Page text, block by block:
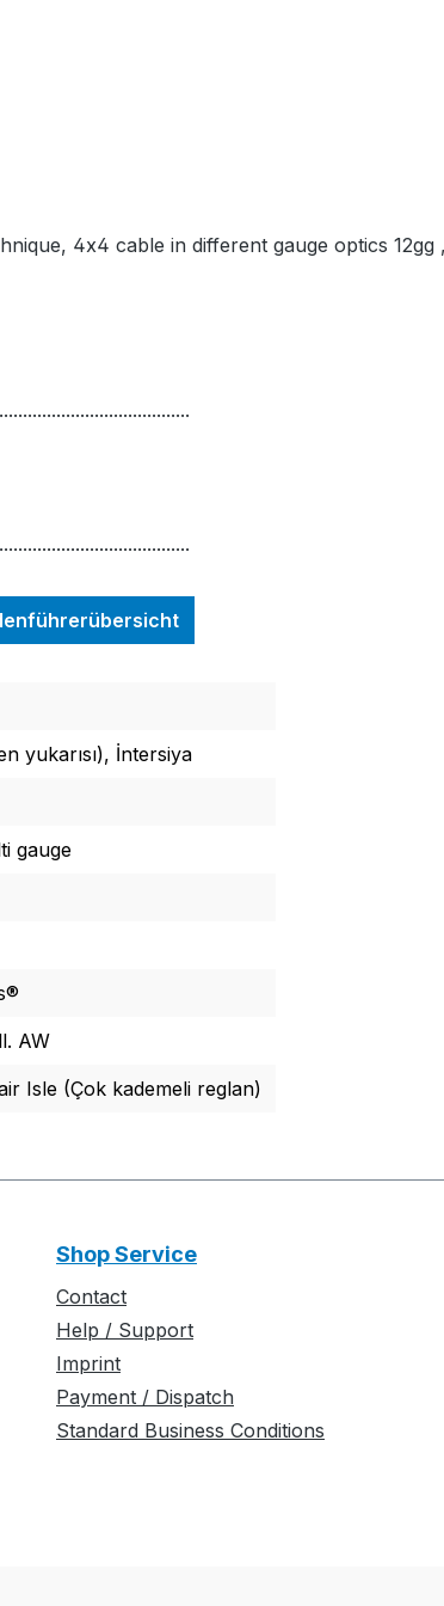
4x4 cable in different gauge optics 12gg
yukarısı), İntersiya
gauge
AW
Isle (Çok kademeli reglan)
Shop Service
Contact
Help / Support
Imprint
Payment / Dispatch
Standard Business Conditions